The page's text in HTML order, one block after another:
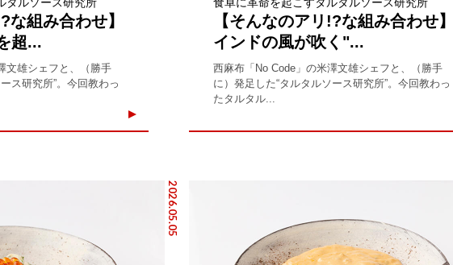
な組み合わせ】
超...
文雄シェフと、（勝手
ス研究所”。今回教わっ
【そんなのアリ!?な組み合わせ】
インドの風が吹く"...
西麻布「No Code」の米澤文雄シェフと、（勝手
に）発足した“タルタルソース研究所”。今回教わっ
たタルタル...
2026.05.05